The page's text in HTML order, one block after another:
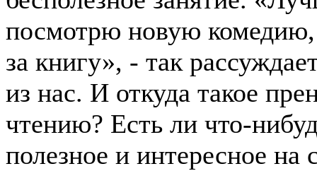
посмотрю новую комедию,
за книгу», - так
из нас. И откуда такое
чтению? Есть ли что-
полезное и интересное на